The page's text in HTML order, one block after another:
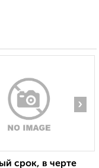
›
срок, в черте